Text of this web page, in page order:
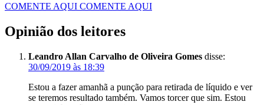
COMENTE AQUI COMENTE AQUI
Opinião dos leitores
Leandro Allan Carvalho de Oliveira Gomes disse:
30/09/2019 às 18:39
Estou a fazer amanhã a punção para retirada de líquido e ver
se teremos resultado também. Vamos torcer que sim. Estou